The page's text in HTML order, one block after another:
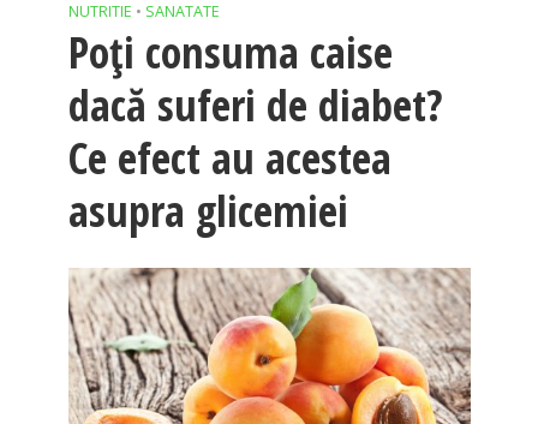
NUTRITIE • SANATATE
Poți consuma caise
dacă suferi de diabet?
Ce efect au acestea
asupra glicemiei